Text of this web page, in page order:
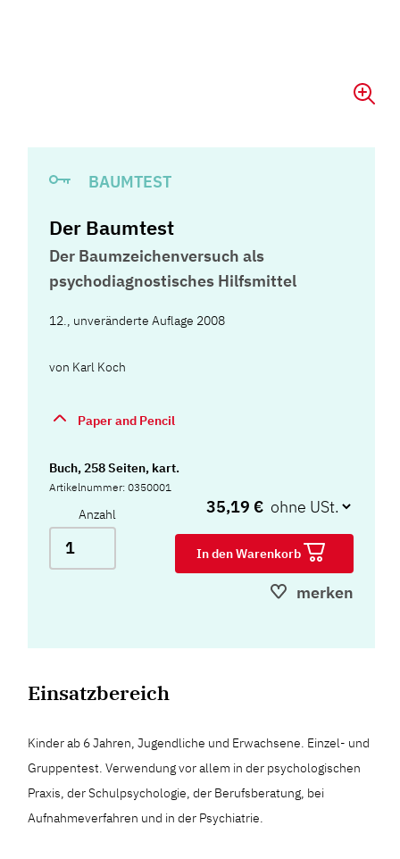
BAUMTEST
Der Baumtest
Der Baumzeichenversuch als
psychodiagnostisches Hilfsmittel
12., unveränderte Auflage 2008
von Karl Koch
Paper and Pencil
Buch, 258 Seiten, kart.
Artikelnummer: 0350001
Anzahl 35,19 €
In den Warenkorb
merken
Einsatzbereich
Kinder ab 6 Jahren, Jugendliche und Erwachsene. Einzel- und
Gruppentest. Verwendung vor allem in der psychologischen
Praxis, der Schulpsychologie, der Berufsberatung, bei
Aufnahmeverfahren und in der Psychiatrie.